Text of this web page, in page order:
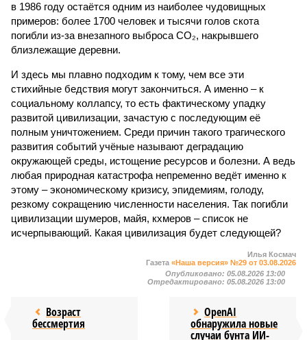
в 1986 году остаётся одним из наиболее чудовищных
примеров: более 1700 человек и тысячи голов скота
погибли из-за внезапного выброса CO₂, накрывшего
близлежащие деревни.
И здесь мы плавно подходим к тому, чем все эти
стихийные бедствия могут закончиться. А именно – к
социальному коллапсу, то есть фактическому упадку
развитой цивилизации, зачастую с последующим её
полным уничтожением. Среди причин такого трагического
развития событий учёные называют деградацию
окружающей среды, истощение ресурсов и болезни. А ведь
любая природная катастрофа непременно ведёт именно к
этому – экономическому кризису, эпидемиям, голоду,
резкому сокращению численности населения. Так погибли
цивилизации шумеров, майя, кхмеров – список не
исчерпывающий. Какая цивилизация будет следующей?
Илья Космач
Газета «Наша версия» №29 от 03.08.2026
Опубликовано: 05.08.2026 13:00
Отредактировано: 05.08.2026 13:00
Возраст
бессмертия
OpenAI
обнаружила новые
случаи бунта ИИ-